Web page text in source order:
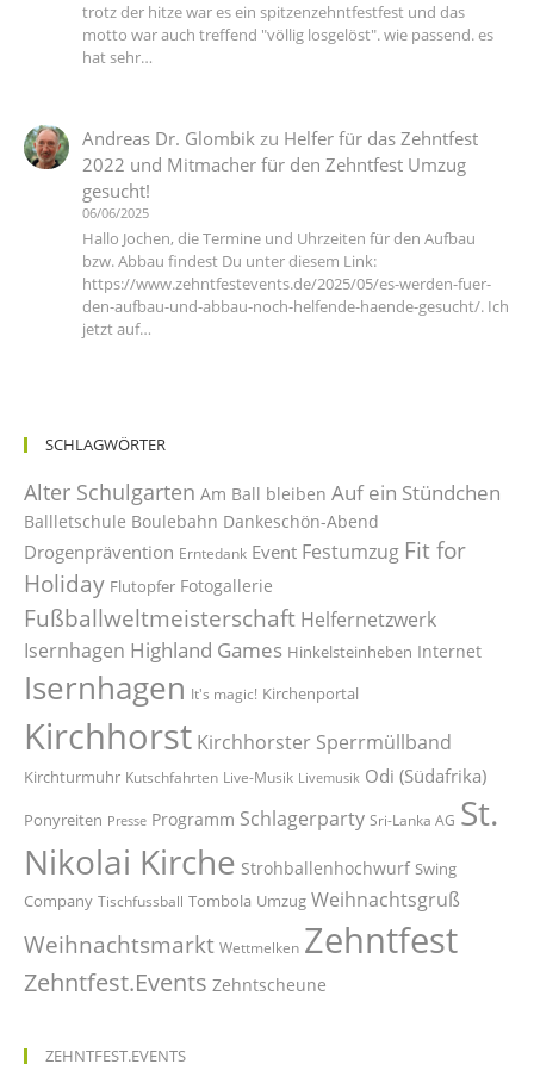
trotz der hitze war es ein spitzenzehntfestfest und das
motto war auch treffend "völlig losgelöst". wie passend. es
hat sehr…
Andreas Dr. Glombik zu Helfer für das Zehntfest
2022 und Mitmacher für den Zehntfest Umzug
gesucht!
06/06/2025
Hallo Jochen, die Termine und Uhrzeiten für den Aufbau
bzw. Abbau findest Du unter diesem Link:
https://www.zehntfestevents.de/2025/05/es-werden-fuer-
den-aufbau-und-abbau-noch-helfende-haende-gesucht/. Ich
jetzt auf…
SCHLAGWÖRTER
Alter Schulgarten Am Ball bleiben Auf ein Stündchen
Ballletschule Boulebahn Dankeschön-Abend
Drogenprävention Erntedank Event Festumzug Fit for
Holiday Flutopfer Fotogallerie
Fußballweltmeisterschaft Helfernetzwerk
Isernhagen Highland Games Hinkelsteinheben Internet
Isernhagen It's magic! Kirchenportal
Kirchhorst Kirchhorster Sperrmüllband
Kirchturmuhr Kutschfahrten Live-Musik Livemusik Odi (Südafrika)
Ponyreiten Presse Programm Schlagerparty Sri-Lanka AG St.
Nikolai Kirche Strohballenhochwurf Swing
Company Tischfussball Tombola Umzug Weihnachtsgruß
Weihnachtsmarkt Wettmelken Zehntfest
Zehntfest.Events Zehntscheune
ZEHNTFEST.EVENTS